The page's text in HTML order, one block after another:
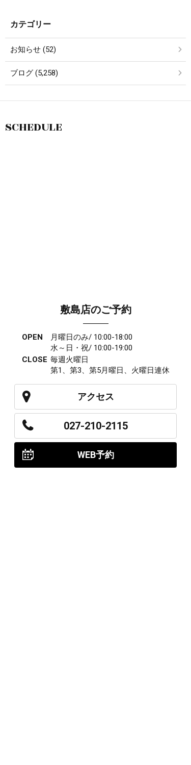
カテゴリー
お知らせ (52)
ブログ (5,258)
SCHEDULE
敷島店のご予約
OPEN
月曜日のみ/ 10:00-18:00
水～日・祝/ 10:00-19:00
CLOSE 毎週火曜日
第1、第3、第5月曜日、火曜日連休
アクセス
027-210-2115
WEB予約